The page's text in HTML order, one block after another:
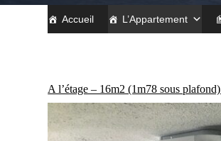
Accueil L’Appartement
A l’étage – 16m2 (1m78 sous plafond)